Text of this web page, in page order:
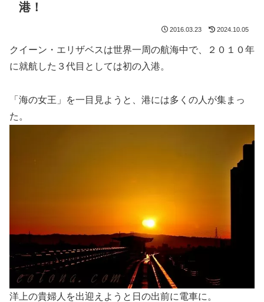
港！
2016.03.23 2024.10.05
クイーン・エリザベスは世界一周の航海中で、２０１０年
に就航した３代目としては初の入港。
「海の女王」を一目見ようと、港には多くの人が集まっ
た。
洋上の貴婦人を出迎えようと日の出前に電車に。